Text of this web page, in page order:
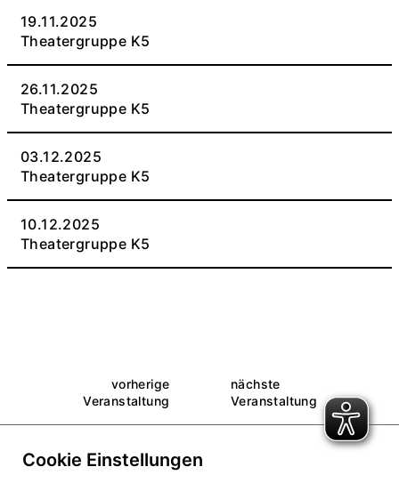
19.11.2025
Theatergruppe K5
26.11.2025
Theatergruppe K5
03.12.2025
Theatergruppe K5
10.12.2025
Theatergruppe K5
vorherige
Veranstaltung
nächste
Veranstaltung
zurück zum Kalender
Cookie Einstellungen